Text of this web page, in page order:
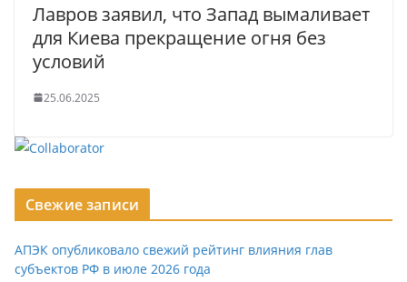
Лавров заявил, что Запад вымаливает
для Киева прекращение огня без
условий
25.06.2025
Свежие записи
АПЭК опубликовало свежий рейтинг влияния глав
субъектов РФ в июле 2026 года